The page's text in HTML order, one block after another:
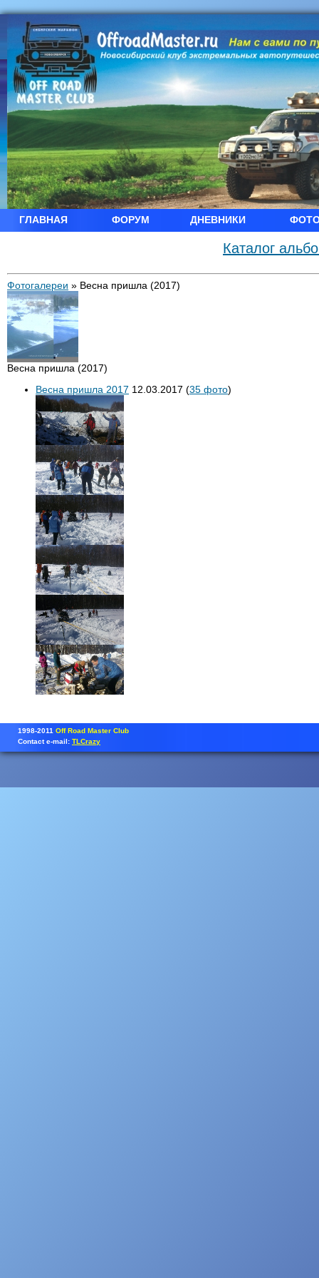
ГЛАВНАЯ ФОРУМ ДНЕВНИКИ
Каталог
Фотогалереи » Весна пришла (2017)
Весна пришла (2017)
Весна пришла 2017 12.03.2017 (35 фото)
1998-2011 Off Road Master Club
Contact e-mail: TLCrazy